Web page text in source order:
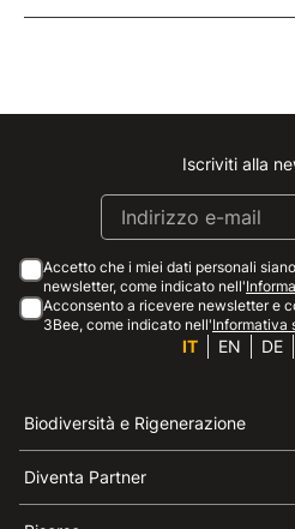
Iscriviti alla
Accetto che i miei dati personali
newsletter, come indicato nell'
Acconsento a ricevere newsletter e
3Bee, come indicato nell'Informativa
IT EN DE
Biodiversità e Rigenerazione
Diventa Partner